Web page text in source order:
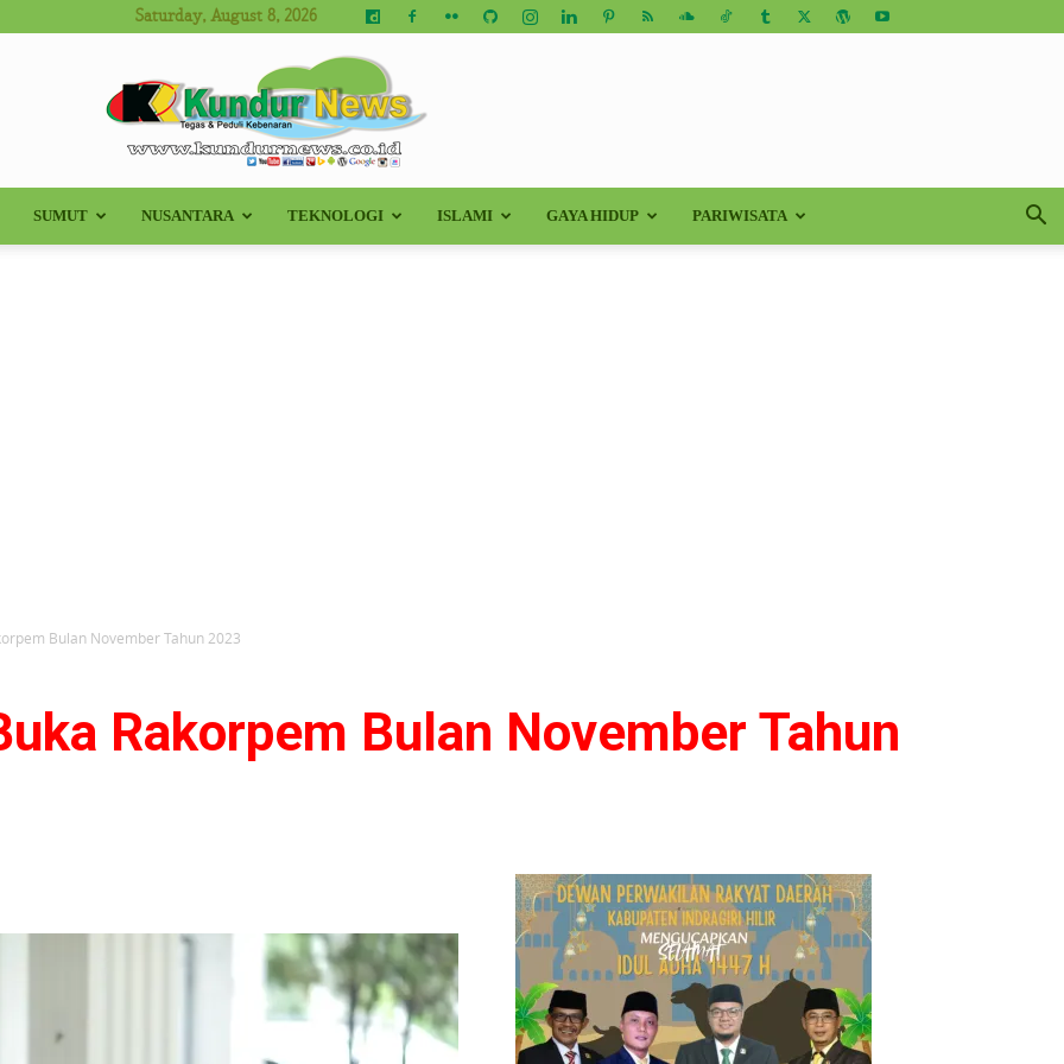
Saturday, August 8, 2026
Kundur
SUMUT NUSANTARA TEKNOLOGI ISLAMI GAYA HIDUP PARIWISATA
Bulan November Tahun 2023
Rakorpem Bulan November Tahun